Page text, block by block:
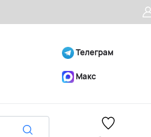
Телеграм
Макс